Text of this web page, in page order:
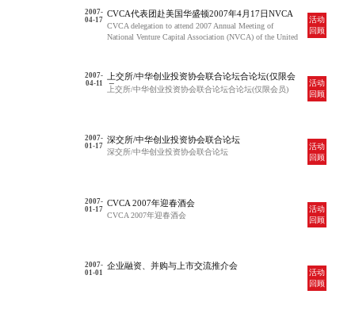
2007-
04-17
活动
回顾
CVCA代表团赴美国华盛顿2007年4月17日NVCA
年会
CVCA delegation to attend 2007 Annual Meeting of
National Venture Capital Association (NVCA) of the United
2007-
04-11
活动
回顾
上交所/中华创业投资协会联合论坛合论坛(仅限会
员)
上交所/中华创业投资协会联合论坛合论坛(仅限会员)
2007-
01-17
活动
回顾
深交所/中华创业投资协会联合论坛
深交所/中华创业投资协会联合论坛
2007-
01-17
活动
回顾
CVCA 2007年迎春酒会
CVCA 2007年迎春酒会
2007-
01-01
活动
回顾
企业融资、并购与上市交流推介会